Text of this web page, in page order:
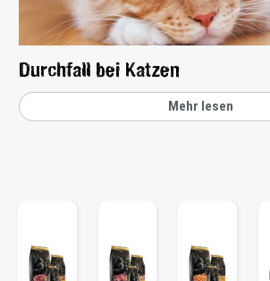
Durchfall bei Katzen
Mehr lesen